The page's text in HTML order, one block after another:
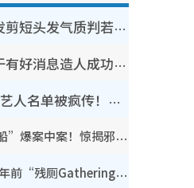
简淑儿染金发剪短头发气质判若两人！吓坏老公麦大力都认不出：“你做什么？”
汤洛雯传终于有好消息造人成功！两大细节曝孕味极浓引猜测：大肚婆先会咁！
8大最没礼貌艺人名单被疯传！网友揭发明星真面目，一致数落这一位是无品天花板？
银行高管“沉船”爆案中案！惊揭邪教洗脑操控卖淫被吞600万，幕后黑手讲多错多
林芊妤亲解12年前“残厕Gathering”真相！高层解约一句话重创尊严，至今拒返TVB